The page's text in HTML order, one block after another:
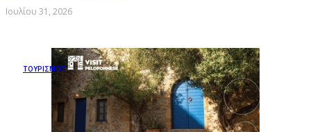
Ιουλίου 31, 2026
ΤΟΥΡΙΣΜΟΣ